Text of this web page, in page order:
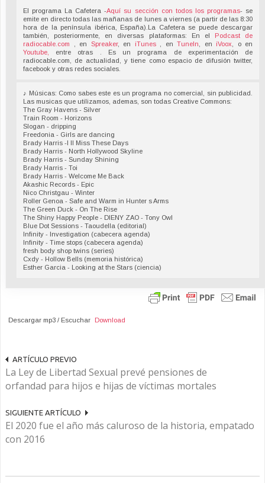
El programa La Cafetera -Aquí su sección con todos los programas- se
emite en directo todas las mañanas de lunes a viernes (a partir de las 8:30
hora de la península ibérica, España).La Cafetera se puede descargar
también, posteriormente, en diversas plataformas: En el
Podcast de
radiocable.com
, en Spreaker, en iTunes , enTuneIn , en iVoox , o en
Youtube,
entre otras . Es un programa de experimentación de
radiocable.com, de actualidad, y tiene como espacio de difusión twitter,
facebook y otras redes sociales.
♪ Músicas: Como sabes este es un programa no comercial, sin publicidad.
Las musicas que utilizamos, ademas, son todas Creative Commons:
The Gray Havens - Silver
Train Room - Horizons
Slogan - dripping
Freedonia - Girls are dancing
Brady Harris -I ll Miss These Days
Brady Harris - North Hollywood Skyline
Brady Harris - Sunday Shining
Brady Harris - Toi
Brady Harris - Welcome Me Back
Akashic Records - Epic
Nico Christgau - Winter
Roller Genoa - Safe and Warm in Hunter s Arms
The Green Duck - On The Rise
The Shiny Happy People - DIENY ZAO - Tony Owl
Blue Dot Sessions - Taoudella (editorial)
Infinity - Investigation (cabecera agenda)
Infinity - Time stops (cabecera agenda)
fresh body shop twins (series)
Cxdy - Hollow Bells (memoria histórica)
Esther Garcia - Looking at the Stars (ciencia)
Descargar mp3 / Escuchar Download
ARTÍCULO PREVIO
La Ley de Libertad Sexual prevé pensiones de
orfandad para hijos e hijas de víctimas mortales
SIGUIENTE ARTÍCULO
El 2020 fue el año más caluroso de la historia, empatado
con 2016